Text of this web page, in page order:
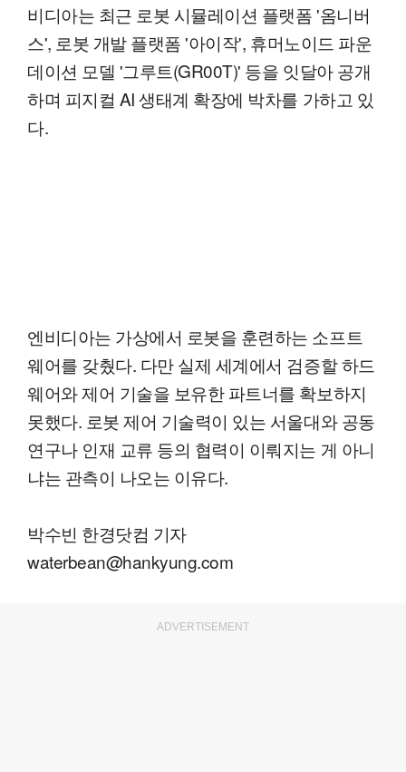
비디아는 최근 로봇 시뮬레이션 플랫폼 '옴니버
스', 로봇 개발 플랫폼 '아이작', 휴머노이드 파운
데이션 모델 '그루트(GR00T)' 등을 잇달아 공개
하며 피지컬 AI 생태계 확장에 박차를 가하고 있
다.
엔비디아는 가상에서 로봇을 훈련하는 소프트
웨어를 갖췄다. 다만 실제 세계에서 검증할 하드
웨어와 제어 기술을 보유한 파트너를 확보하지
못했다. 로봇 제어 기술력이 있는 서울대와 공동
연구나 인재 교류 등의 협력이 이뤄지는 게 아니
냐는 관측이 나오는 이유다.
박수빈 한경닷컴 기자
waterbean@hankyung.com
ADVERTISEMENT